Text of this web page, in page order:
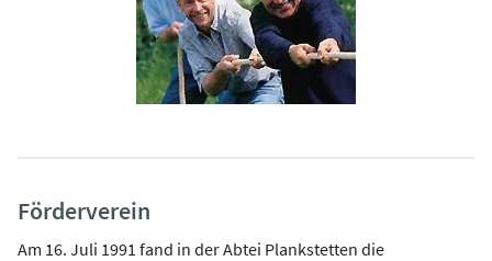
Förderverein
Am 16. Juli 1991 fand in der Abtei Plankstetten die